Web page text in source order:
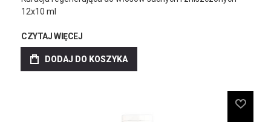
12x10 ml
CZYTAJ WIĘCEJ
DODAJ DO KOSZYKA